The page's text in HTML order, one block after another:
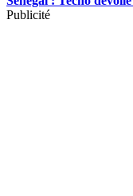
Publicité